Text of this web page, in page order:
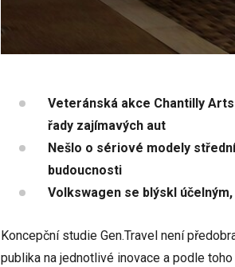
Veteránská akce Chantilly
řady zajímavých aut
Nešlo o sériové modely
budoucnosti
Volkswagen se blýskl
Koncepční studie Gen.Travel není
publika na jednotlivé inovace a podle